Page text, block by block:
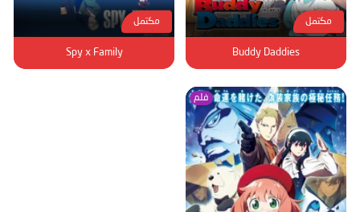
مكتمل
Buddy Daddies
مكتمل
Spy x Family
فلم